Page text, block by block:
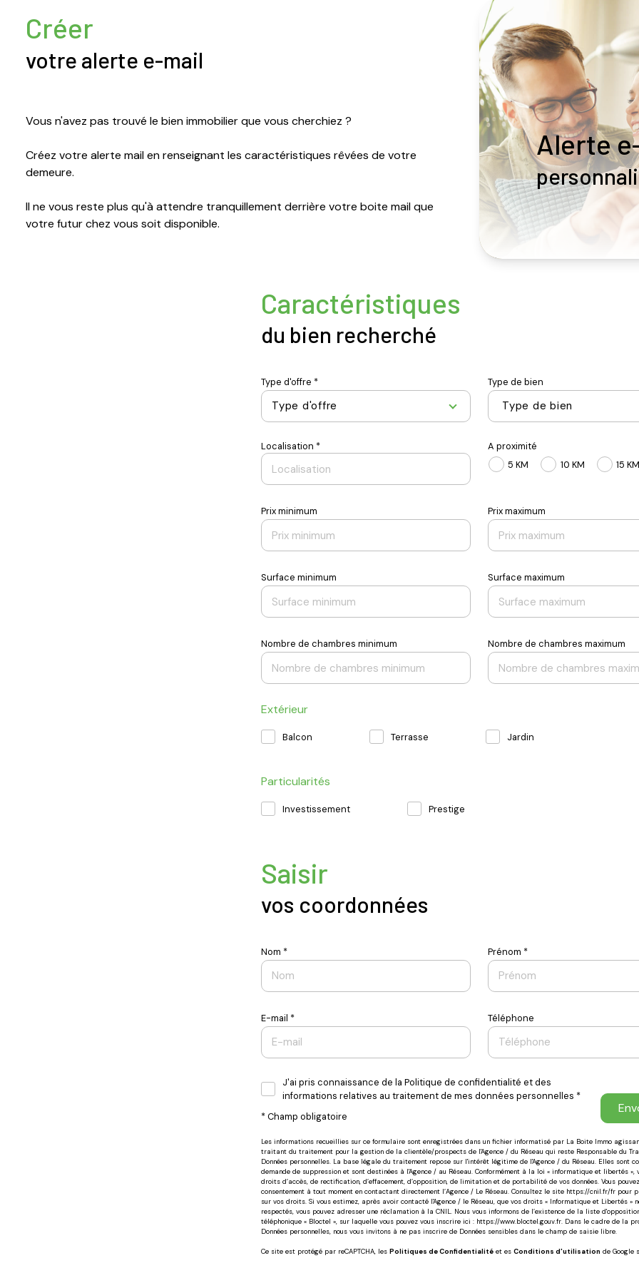
Contact
Alerte
Créer
votre alerte e-mail
Vous n'avez pas trouvé le bien immobilier que vous cherchiez ?
Créez votre alerte mail en renseignant les caractéristiques rêvées de votre
demeure.
Il ne vous reste plus qu'à attendre tranquillement derrière votre boite mail que
votre futur chez vous soit disponible.
Caractéristiques
du bien recherché
Type d'offre *
Type d'offre
Type de bien
Type de bien
Localisation *
A proximité
5 KM
10 KM 15
Prix minimum Prix maximum
Surface minimum Surface maximum
Nombre de chambres minimum Nombre de chambres maximum
Extérieur
Balcon Terrasse Jardin
Particularités
Investissement Prestige
Saisir
vos coordonnées
Nom * Prénom *
E-mail * Téléphone
J'ai pris connaissance de la Politique de confidentialité et des
informations relatives au traitement de mes données personnelles *
* Champ obligatoire
Les informations recueillies sur ce formulaire sont enregistrées dans un fichier informatisé par La Boite Immo
traitant du traitement pour la gestion de la clientèle/prospects de l'Agence / du Réseau qui reste Responsable du
Données personnelles. La base légale du traitement repose sur l'intérêt légitime de l'Agence / du Réseau. Elles sont
demande de suppression et sont destinées à l'Agence / au Réseau. Conformément à la loi « informatique et libertés »,
droits d’accès, de rectification, d’effacement, d’opposition, de limitation et de portabilité de vos données. Vous
consentement à tout moment en contactant directement l’Agence / Le Réseau. Consultez le site https://cnil.fr/fr pour
sur vos droits. Si vous estimez, après avoir contacté l'Agence / le Réseau, que vos droits « Informatique et Libertés »
respectés, vous pouvez adresser une réclamation à la CNIL. Nous vous informons de l’existence de la liste
téléphonique « Bloctel », sur laquelle vous pouvez vous inscrire ici : https://www.bloctel.gouv.fr. Dans le cadre de la
Données personnelles, nous vous invitons à ne pas inscrire de Données sensibles dans le champ de saisie libre.
Ce site est protégé par reCAPTCHA, les Politiques de Confidentialité et es Conditions d'utilisation de Google